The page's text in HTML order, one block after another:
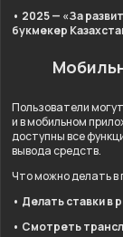
• 2025 — «За
букмекер
Пользователи
и в мобильном
доступны все
вывода средств.
Что можно делать в
• Делать ставки в
• Смотреть